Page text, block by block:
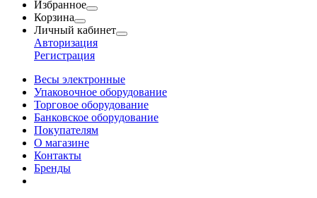
Избранное
Корзина
Личный кабинет
Авторизация
Регистрация
Весы электронные
Упаковочное оборудование
Торговое оборудование
Банковское оборудование
Покупателям
О магазине
Контакты
Бренды